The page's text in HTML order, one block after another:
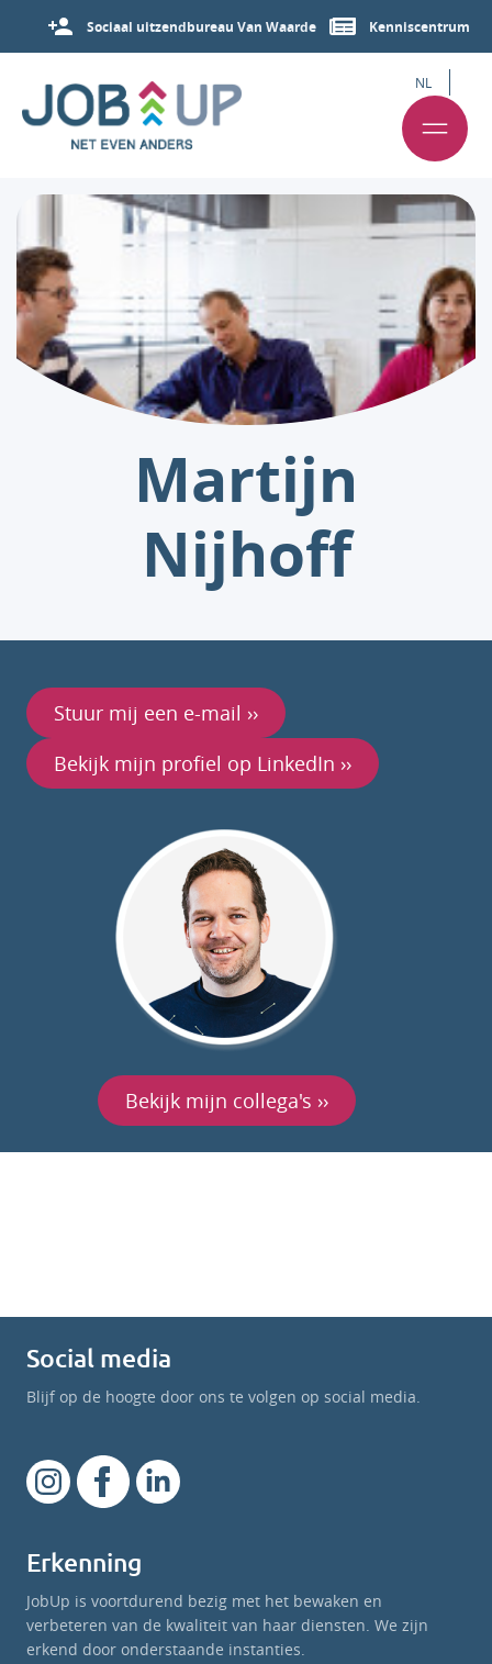
Sociaal uitzendbureau Van Waarde Kenniscentrum
NL
Martijn
Nijhoff
Stuur mij een e-mail ››
Bekijk mijn profiel op LinkedIn ››
Bekijk mijn collega's ››
Social media
Blijf op de hoogte door ons te volgen op social media.
Erkenning
JobUp is voortdurend bezig met het bewaken en
verbeteren van de kwaliteit van haar diensten. We zijn
erkend door onderstaande instanties.